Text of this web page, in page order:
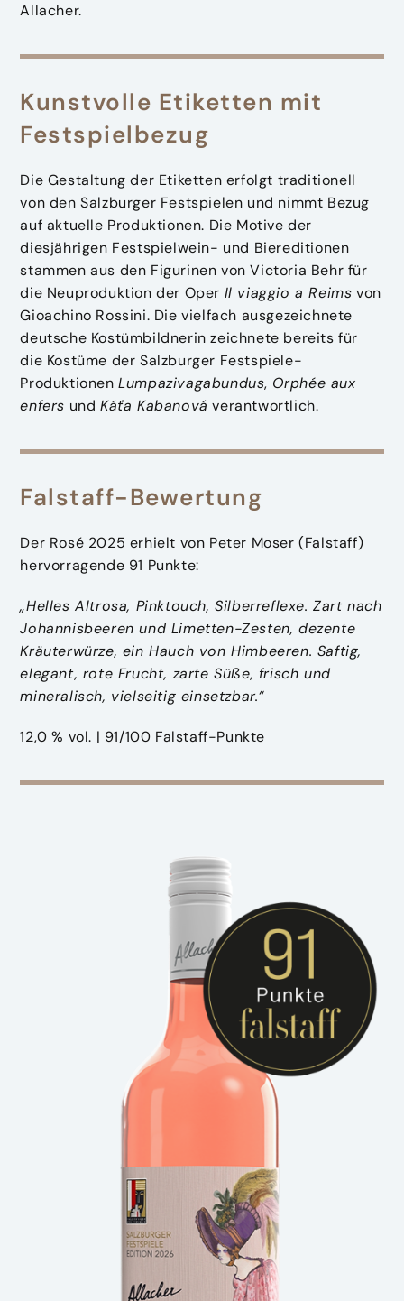
Allacher.
Kunstvolle Etiketten mit
Festspielbezug
Die Gestaltung der Etiketten erfolgt traditionell
von den Salzburger Festspielen und nimmt Bezug
auf aktuelle Produktionen. Die Motive der
diesjährigen Festspielwein- und Biereditionen
stammen aus den Figurinen von Victoria Behr für
die Neuproduktion der Oper Il viaggio a Reims von
Gioachino Rossini. Die vielfach ausgezeichnete
deutsche Kostümbildnerin zeichnete bereits für
die Kostüme der Salzburger Festspiele-
ProduktionenLumpazivagabundus, Orphée aux
enfers undKáťa Kabanová verantwortlich.
Falstaff-Bewertung
Der Rosé 2025 erhielt von Peter Moser (Falstaff)
hervorragende 91 Punkte:
„Helles Altrosa, Pinktouch, Silberreflexe. Zart nach
Johannisbeeren und Limetten-Zesten, dezente
Kräuterwürze, ein Hauch von Himbeeren. Saftig,
elegant, rote Frucht, zarte Süße, frisch und
mineralisch, vielseitig einsetzbar.“
12,0 % vol. | 91/100 Falstaff-Punkte